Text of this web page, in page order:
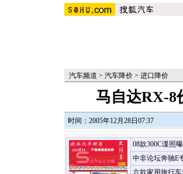
汽车频道 > 汽车降价 > 进口降价
马自达RX-8
时间：2005年12月28日07:37
08款300C谍照
中非论坛奔驰E
六款家用旅行